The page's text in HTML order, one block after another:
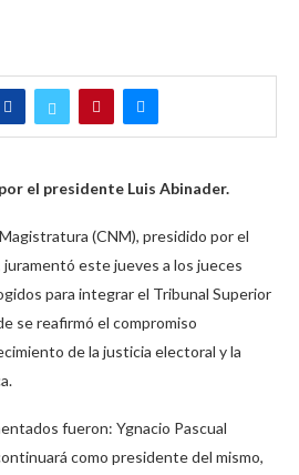
el presidente Luis Abinader.
(CNM), presidido por el
este jueves a los jueces
para integrar el Tribunal Superior
se reafirmó el compromiso
de la justicia electoral y la
fueron: Ygnacio Pascual
como presidente del mismo,